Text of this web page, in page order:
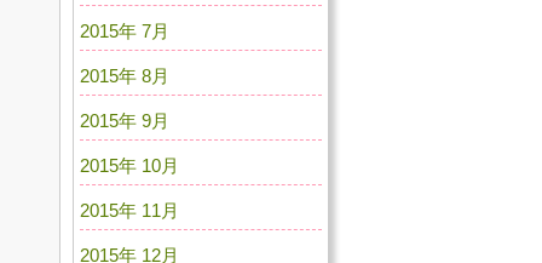
2015年 7月
2015年 8月
2015年 9月
2015年 10月
2015年 11月
2015年 12月